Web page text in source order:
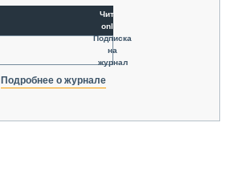
Читать
online
Подписка
на
журнал
Подробнее о журнале